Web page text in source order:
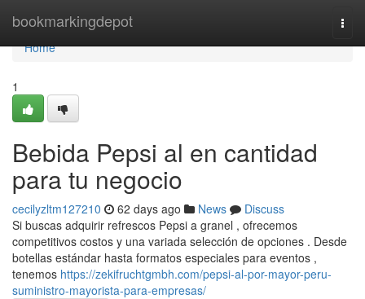
bookmarkingdepot
Home
Home
1
Bebida Pepsi al en cantidad
para tu negocio
cecilyzltm127210 62 days ago News
Discuss
Si buscas adquirir refrescos Pepsi a granel , ofrecemos
competitivos costos y una variada selección de opciones . Desde
botellas estándar hasta formatos especiales para eventos ,
tenemos https://zekifruchtgmbh.com/pepsi-al-por-mayor-peru-
suministro-mayorista-para-empresas/